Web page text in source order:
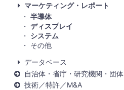
マーケティング・レポート
半導体
ディスプレイ
システム
その他
データベース
自治体・省庁・研究機関・団体
技術／特許／M&A